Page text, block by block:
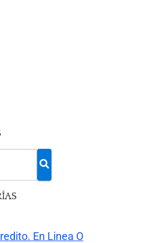
En Linea O